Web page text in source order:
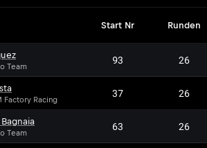
Start Nr Runden
Team 93 26
Factory Racing 37 26
Team 63 26